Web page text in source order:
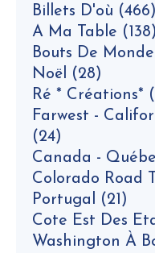
Billets D'où (466)
A Ma Table (138)
Bouts De Monde
Noël (28)
Ré * Créations*
Farwest -
(24)
Canada -
Colorado Road
Portugal (21)
Cote Est Des
Washington À